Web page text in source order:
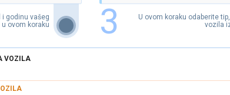
i godinu vašeg
ovom koraku
3
U ovom koraku odaberite
vozila
VOZILA